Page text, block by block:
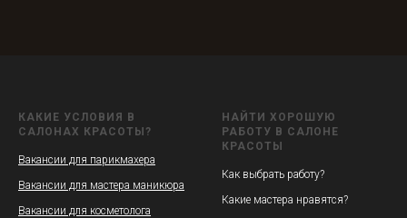
КАКИЕ УСЛОВИЯ В
САЛОНАХ КРАСОТЫ?
Вакансии для парикмахера
Вакансии для мастера маникюра
Вакансии для косметолога
НАЙТИ ХОРОШУЮ
РАБОТУ В САЛОНЕ
КРАСОТЫ
Как выбрать работу?
Какие мастера нравятся?